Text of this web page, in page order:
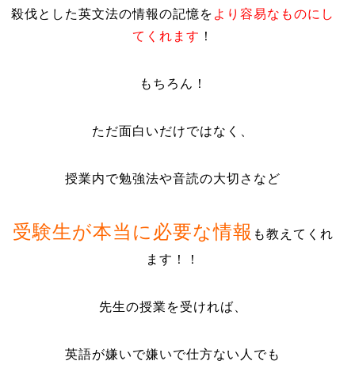
殺伐とした英文法の情報の記憶を より容易なものにし
てくれます ！
もちろん！
ただ面白いだけではなく、
授業内で勉強法や音読の大切さなど
受験生が本当に必要な情報 も教えてくれ
ます！！
先生の授業を受ければ、
英語が嫌いで嫌いで仕方ない人でも